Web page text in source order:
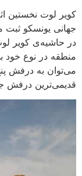
کویر لوت نخستین
جهانی یونسکو
در حاشیه‌ی کویر
منطقه در نوع خود
می‌توان به درفش
قدیمی‌ترین